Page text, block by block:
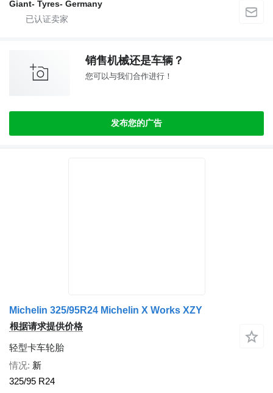
Giant- Tyres- Germany
销售机械还是车辆？
您可以与我们合作进行！
发布您的广告
Michelin 325/95R24 Michelin X Works XZY
根据请求提供价格
轻型卡车轮胎
情况 新
325/95 R24